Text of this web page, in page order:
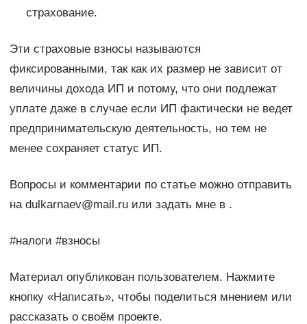
страхование.
Эти страховые взносы называются
фиксированными, так как их размер не зависит от
величины дохода ИП и потому, что они подлежат
уплате даже в случае если ИП фактически не ведет
предпринимательскую деятельность, но тем не
менее сохраняет статус ИП.
Вопросы и комментарии по статье можно отправить
на dulkarnaev@mail.ru или задать мне в .
#налоги #взносы
Материал опубликован пользователем. Нажмите
кнопку «Написать», чтобы поделиться мнением или
рассказать о своём проекте.